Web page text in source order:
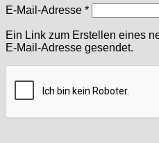
E-Mail-Adresse *Erforderlich
Ein Link zum Erstellen eines
E-Mail-Adresse gesendet.